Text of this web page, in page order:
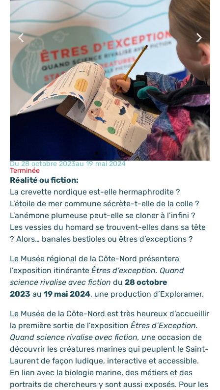
Du 28 octobre 2023au 19 mai 2024
Terminée
Réalité ou fiction:
La crevette nordique est-elle hermaphrodite ?
L’étoile de mer commune sécrète-t-elle de la colle ?
L’anémone plumeuse peut-elle se cloner à l’infini ?
Les vessies du homard se trouvent-elles dans sa tête
? Alors… banales bestioles ou êtres d’exceptions ?
Le Musée régional de la Côte-Nord présentera
l’exposition itinérante Êtres d’exception. Quand
science rivalise avec fiction du 28 octobre
2023 au 19 mai 2024, une production d’Exploramer.
Le Musée de la Côte-Nord est très heureux d’accueillir
la première sortie de l’exposition Êtres d’Exception.
Quand science rivalise avec fiction, une occasion de
découvrir les créatures marines qui peuplent le Saint-
Laurent de façon ludique, interactive et accessible.
En lien avec la biologie marine, des métiers et des
portraits de chercheurs y sont aussi exposés. Pour les